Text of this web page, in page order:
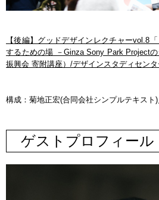
【後編】グッドデザインレクチャーvol.8
するための場 －Ginza Sony Park Project
振興会 寄附講座）/デザインスタディセンタ
構成：菊地正宏(合同会社シンプルテキスト
ゲストプロフィール